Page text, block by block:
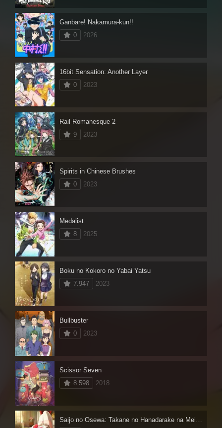
Ganbare! Nakamura-kun!!
0
2026
16bit Sensation: Another Layer
0
2023
Rail Romanesque 2
9
2023
Spirits in Chinese Brushes
0
2023
Medalist
8
2025
Boku no Kokoro no Yabai Yatsu
7.947
2023
Bullbuster
0
2023
Scissor Seven
8.598
2018
Saijo no Osewa: Takane no Hanadarake na Meimonkou de, Gakuin Ichi no Ojousama (Seikatsu Nouryoku Kaimu) wo Kagenagara Osewa suru Koto ni Narimashita